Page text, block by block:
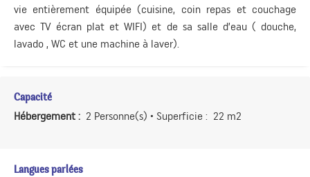
vie entièrement équipée (cuisine, coin repas et couchage
avec TV écran plat et WIFI) et de sa salle d’eau ( douche,
lavado , WC et une machine à laver).
Capacité
Hébergement : 2 Personne(s) • Superficie : 22 m2
Langues parlées